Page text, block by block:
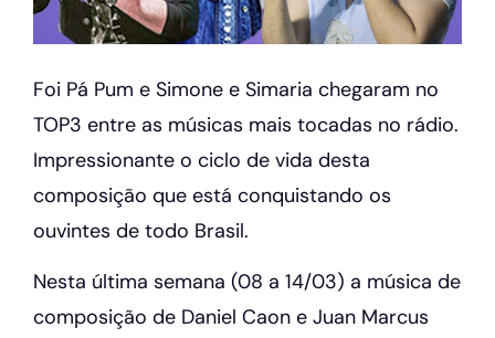
Foi Pá Pum e Simone e Simaria chegaram no
TOP3 entre as músicas mais tocadas no rádio.
Impressionante o ciclo de vida desta
composição que está conquistando os
ouvintes de todo Brasil.
Nesta última semana (08 a 14/03) a música de
composição de Daniel Caon e Juan Marcus